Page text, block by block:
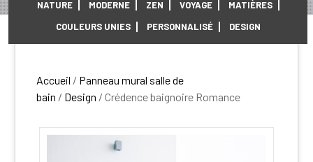
NATURE MODERNE ZEN VOYAGE
MATIÈRES
COULEURS UNIES
PERSONNALISÉ DESIGN
Accueil / Panneau mural salle de
bain / Design / Crédence baignoire Romance